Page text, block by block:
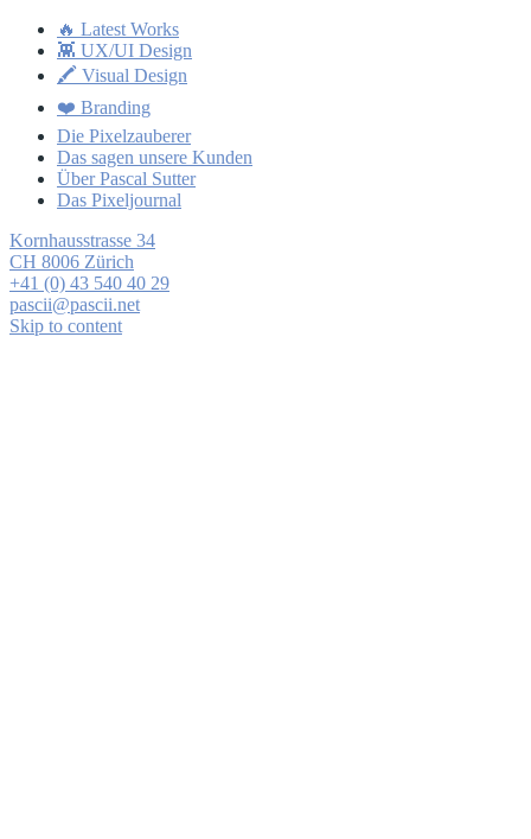
🔥 Latest Works
👾 UX/UI Design
🖍 Visual Design
❤️ Branding
Die Pixelzauberer
Das sagen unsere Kunden
Über Pascal Sutter
Das Pixeljournal
Kornhausstrasse 34
CH 8006 Zürich
+41 (0) 43 540 40 29
pascii@pascii.net
Skip to content